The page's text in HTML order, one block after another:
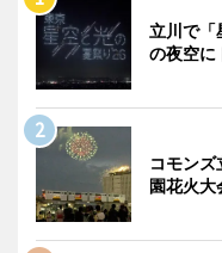
立川で
の夜空
コモン
園花火大